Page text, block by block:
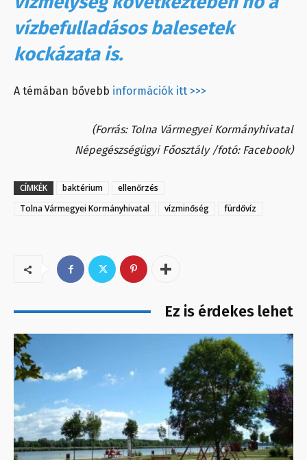
vízbefulladásos balesetek
kockázata is.
A témában bővebb információk itt >>>
(Forrás: Tolna Vármegyei Kormányhivatal
Népegészségügyi Főosztály /fotó: Facebook)
CÍMKÉK baktérium
ellenőrzés
Tolna Vármegyei Kormányhivatal
vízminőség fürdővíz
Ez is érdekes lehet